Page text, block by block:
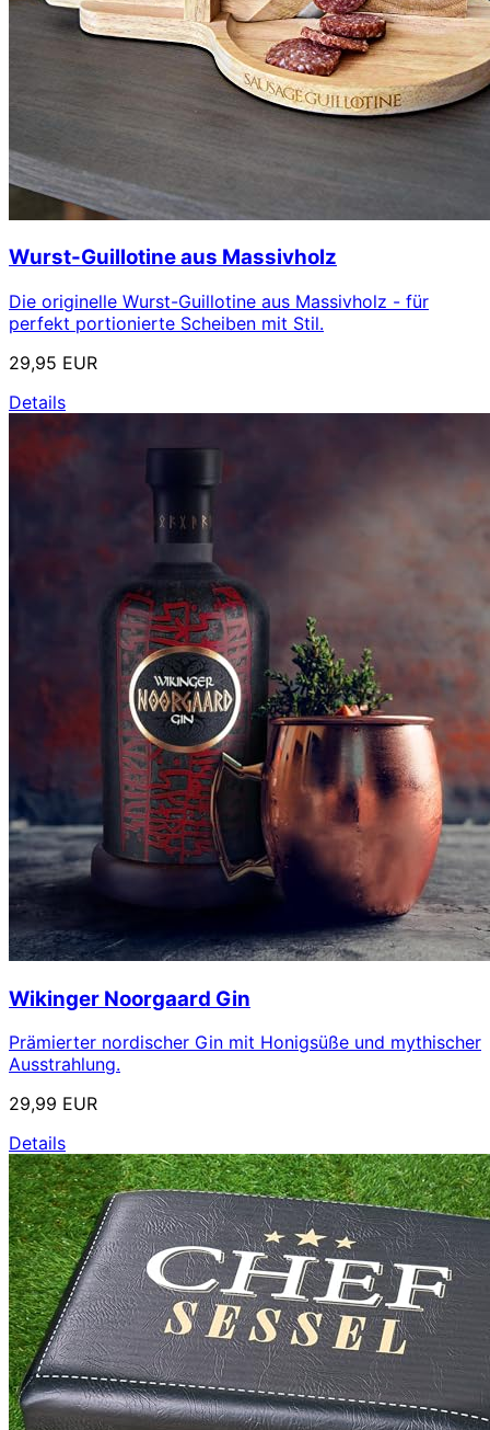
Wurst-Guillotine aus Massivholz
Die originelle Wurst-Guillotine aus Massivholz - für
perfekt portionierte Scheiben mit Stil.
29,95 EUR
Details
Wikinger Noorgaard Gin
Prämierter nordischer Gin mit Honigsüße und mythischer
Ausstrahlung.
29,99 EUR
Details